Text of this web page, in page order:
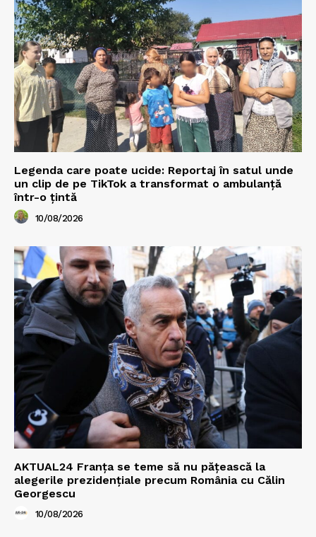
Legenda care poate ucide: Reportaj în satul unde
un clip de pe TikTok a transformat o ambulanță
într-o țintă
10/08/2026
AKTUAL24 Franța se teme să nu pățească la
alegerile prezidențiale precum România cu Călin
Georgescu
10/08/2026